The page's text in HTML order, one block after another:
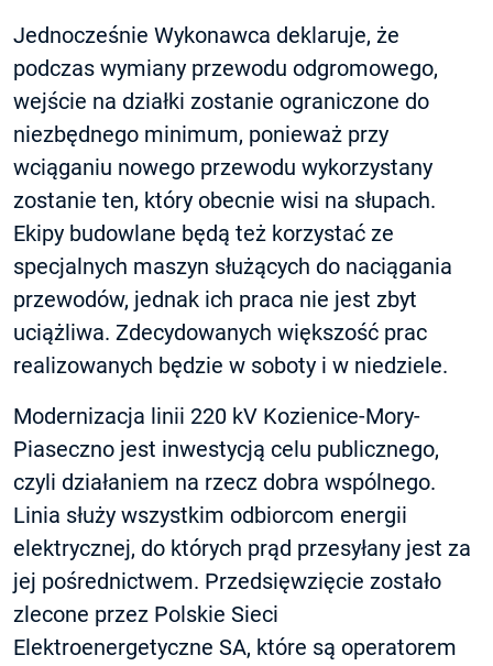
Jednocześnie Wykonawca deklaruje, że
podczas wymiany przewodu odgromowego,
wejście na działki zostanie ograniczone do
niezbędnego minimum, ponieważ przy
wciąganiu nowego przewodu wykorzystany
zostanie ten, który obecnie wisi na słupach.
Ekipy budowlane będą też korzystać ze
specjalnych maszyn służących do naciągania
przewodów, jednak ich praca nie jest zbyt
uciążliwa. Zdecydowanych większość prac
realizowanych będzie w soboty i w niedziele.
Modernizacja linii 220 kV Kozienice-Mory-
Piaseczno jest inwestycją celu publicznego,
czyli działaniem na rzecz dobra wspólnego.
Linia służy wszystkim odbiorcom energii
elektrycznej, do których prąd przesyłany jest za
jej pośrednictwem. Przedsięwzięcie zostało
zlecone przez Polskie Sieci
Elektroenergetyczne SA, które są operatorem